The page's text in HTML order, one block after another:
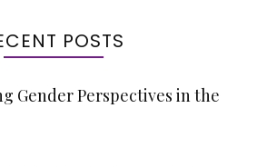
POSTS
Gender Perspectives in the